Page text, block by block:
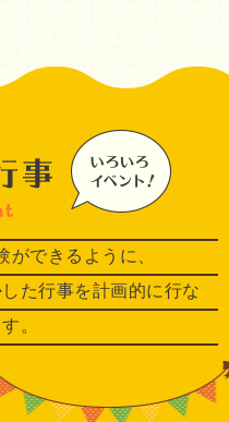
ができるように、
た行事を計画的に行な
。